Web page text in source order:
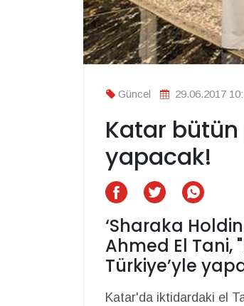
Güncel 29.06.2017
Katar
yapacak!
‘Sharaka
Ahmed El
Türkiye’yle
Katar'da iktidardaki el